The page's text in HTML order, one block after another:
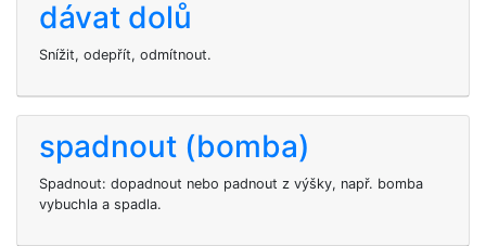
dávat dolů
Snížit, odepřít, odmítnout.
spadnout (bomba)
Spadnout: dopadnout nebo padnout z výšky, např. bomba
vybuchla a spadla.